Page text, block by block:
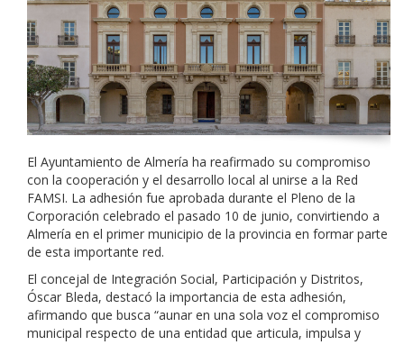
El Ayuntamiento de Almería ha reafirmado su compromiso
con la cooperación y el desarrollo local al unirse a la Red
FAMSI. La adhesión fue aprobada durante el Pleno de la
Corporación celebrado el pasado 10 de junio, convirtiendo a
Almería en el primer municipio de la provincia en formar parte
de esta importante red.
El concejal de Integración Social, Participación y Distritos,
Óscar Bleda, destacó la importancia de esta adhesión,
afirmando que busca “aunar en una sola voz el compromiso
municipal respecto de una entidad que articula, impulsa y